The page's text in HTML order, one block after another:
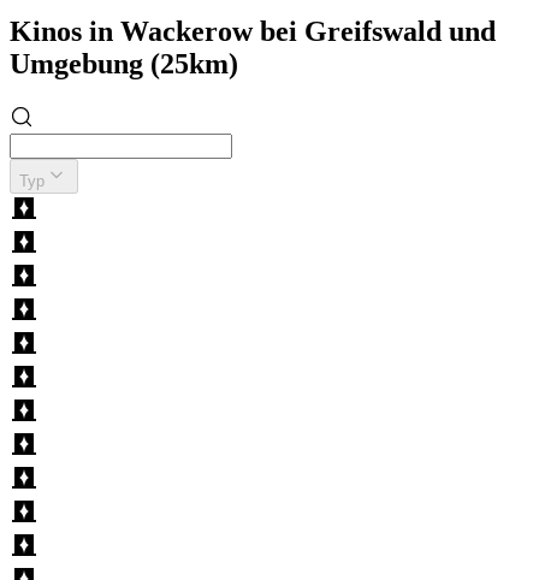
Kinos in Wackerow bei Greifswald und
Umgebung (25km)
Typ